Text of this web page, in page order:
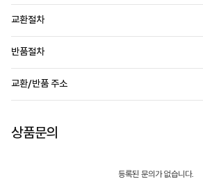
교환절차
반품절차
교환/반품 주소
상품문의
등록된 문의가 없습니다.